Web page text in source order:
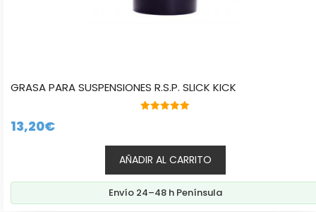
GRASA PARA SUSPENSIONES R.S.P. SLICK KICK
13,20€
AÑADIR AL CARRITO
Envío 24–48 h Península